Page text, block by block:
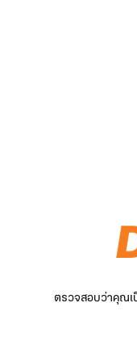
ตรวจสอบว่าคุณเ